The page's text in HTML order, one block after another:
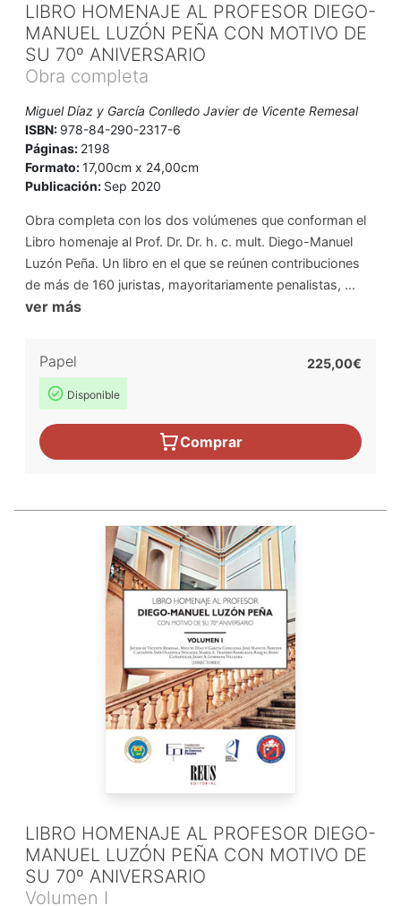
LIBRO HOMENAJE AL PROFESOR DIEGO-
MANUEL LUZÓN PEÑA CON MOTIVO DE
SU 70º ANIVERSARIO
Obra completa
Miguel Díaz y García Conlledo Javier de Vicente Remesal
ISBN: 978-84-290-2317-6
Páginas: 2198
Formato:17,00cm x 24,00cm
Publicación: Sep 2020
Obra completa con los dos volúmenes que conforman el
Libro homenaje al Prof. Dr. Dr. h. c. mult. Diego-Manuel
Luzón Peña. Un libro en el que se reúnen contribuciones
de más de 160 juristas, mayoritariamente penalistas, ...
ver más
Papel
Disponible
225,00€
Comprar
LIBRO HOMENAJE AL PROFESOR DIEGO-
MANUEL LUZÓN PEÑA CON MOTIVO DE
SU 70º ANIVERSARIO
Volumen I